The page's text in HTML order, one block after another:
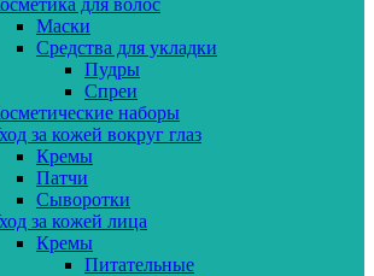
Маски
Средства для укладки
Пудры
Спреи
наборы
за кожей вокруг глаз
Кремы
Патчи
Сыворотки
за кожей лица
Кремы
Питательные